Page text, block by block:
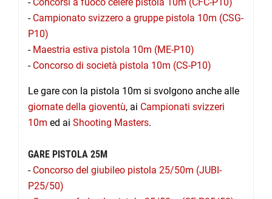
- Concorsi a fuoco celere pistola 10m (CFC-P10)
- Campionato svizzero a gruppe pistola 10m (CSG-
P10)
- Maestria estiva pistola 10m (ME-P10)
- Concorso di società pistola 10m (CS-P10)
Le gare con la pistola 10m si svolgono anche alle
giornate della gioventù, ai Campionati svizzeri
10m ed ai Shooting Masters.
GARE PISTOLA 25M
- Concorso del giubileo pistola 25/50m (JUBI-
P25/50)